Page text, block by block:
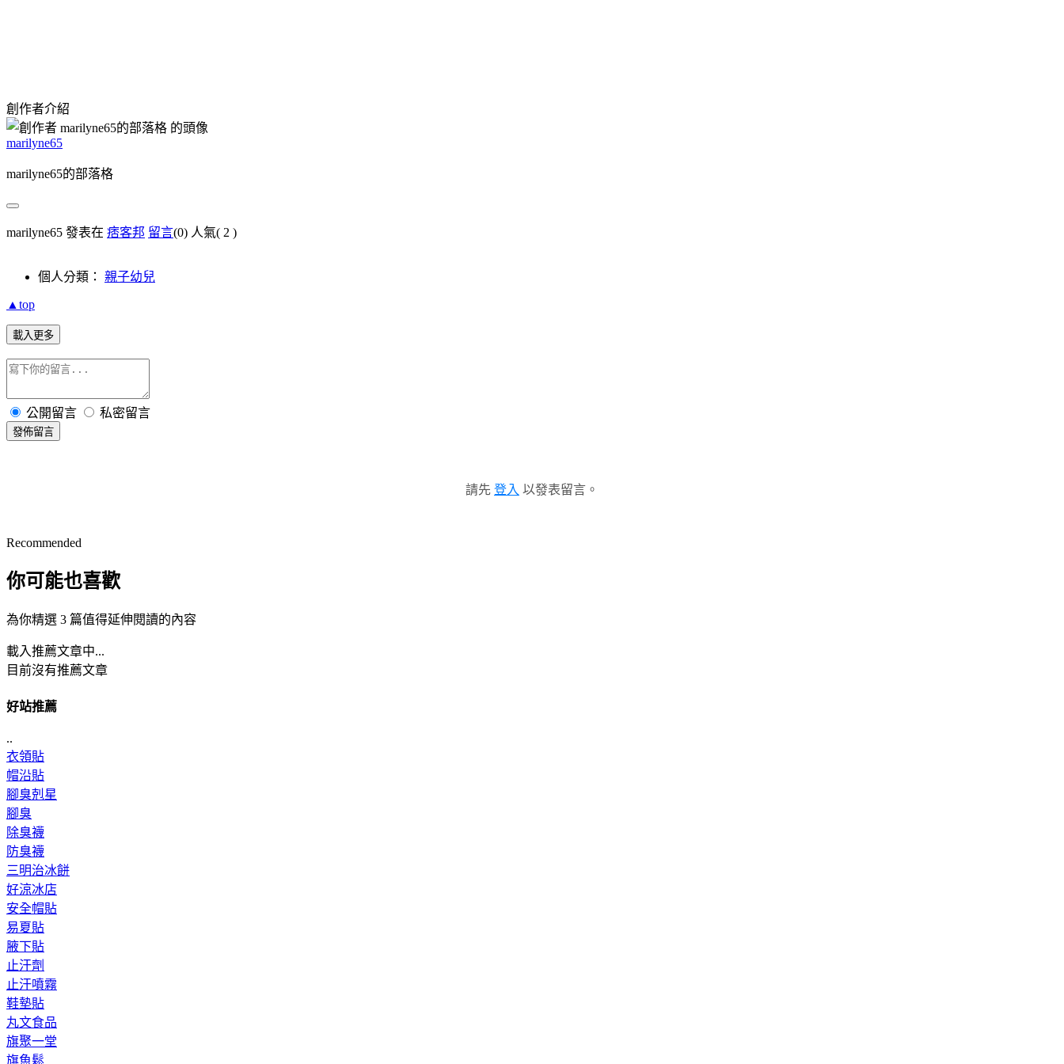
創作者介紹
marilyne65
marilyne65的部落格
marilyne65 發表在 痞客邦 留言(0) 人氣( 2 )
個人分類： 親子幼兒
▲top
載入更多
公開留言 私密留言
發佈留言
請先 登入 以發表留言。
Recommended
你可能也喜歡
為你精選 3 篇值得延伸閱讀的內容
載入推薦文章中...
目前沒有推薦文章
好站推薦
..
衣領貼
帽沿貼
腳臭剋星
腳臭
除臭襪
防臭襪
三明治冰餅
好涼冰店
安全帽貼
易夏貼
腋下貼
止汗劑
止汗噴霧
鞋墊貼
丸文食品
旗聚一堂
旗魚鬆